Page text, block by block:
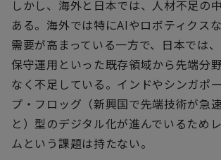
しかし、海外と日本では、人材不足の
ある。海外では特にAIやロボティクス
需要が高まっている一方で、日本では
保守運用といった既存領域から先端分
なく不足している。インドやシンガポ
プ・フロッグ（新興国で先端技術が急
と）型のデジタル化が進んでいるため
ムという課題は持たない。